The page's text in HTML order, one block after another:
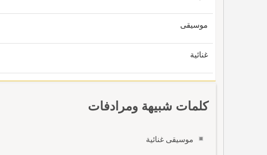
موسيقى
غنائية
كلمات شبيهة ومرادفات
موسيقى غنائية